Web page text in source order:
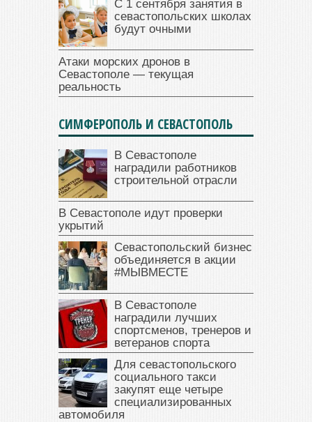
С 1 сентября занятия в
севастопольских школах
будут очными
Атаки морских дронов в
Севастополе — текущая
реальность
СИМФЕРОПОЛЬ И СЕВАСТОПОЛЬ
В Севастополе
наградили работников
строительной отрасли
В Севастополе идут проверки
укрытий
Севастопольский бизнес
объединяется в акции
#МЫВМЕСТЕ
В Севастополе
наградили лучших
спортсменов, тренеров и
ветеранов спорта
Для севастопольского
социального такси
закупят еще четыре
специализированных
автомобиля